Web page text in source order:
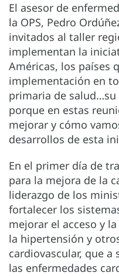
El asesor de
la OPS, Pedro
invitados al taller
implementan la
Américas, los países
implementación en
primaria de salud…su
porque en estas
mejorar y cómo
desarrollos de esta
En el primer día de
para la mejora de la
liderazgo de los
fortalecer los
mejorar el acceso y
la hipertensión y
cardiovascular, que a
las enfermedades